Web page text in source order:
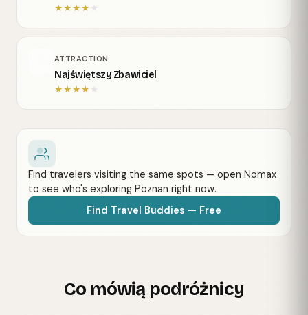
★★★★ ★
ATTRACTION
Najświętszy Zbawiciel
★★★★ ★
Find travelers visiting the same spots — open Nomax
to see who's exploring Poznan right now.
Find Travel Buddies — Free
Co mówią podróżnicy